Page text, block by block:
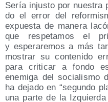
Sería injus­to por nues­tra
do el error del
expues­ta de mane­ra
que res­pe­ta­mos el
y espe­ra­re­mos a más
mos­trar su con­te­ni­do
para cri­ti­car a fon­do
enemi­ga del socia­lis­mo
ha deja­do en segun­do
una par­te de la